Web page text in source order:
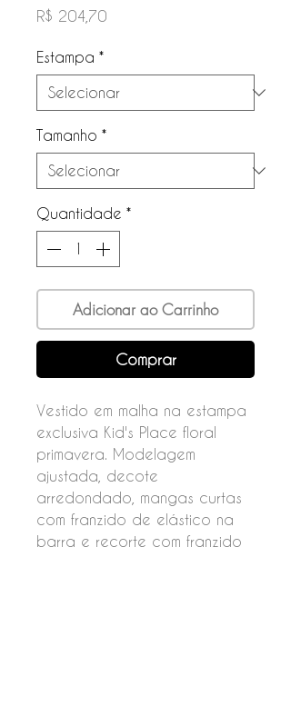
R$ 204,70Preço
Estampa *
Tamanho *
Quantidade *
Adicionar ao Carrinho
Comprar
Vestido em malha na estampa
exclusiva Kid's Place floral
primavera. Modelagem
ajustada, decote
arredondado, mangas curtas
com franzido de elástico na
barra e recorte com franzido